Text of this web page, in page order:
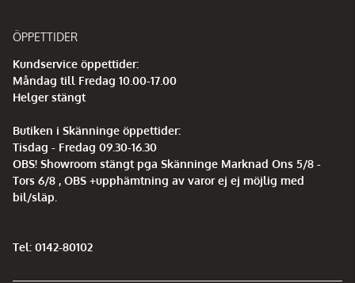
ÖPPETTIDER
Kundservice öppettider:
Måndag till Fredag 10.00-17.00
Helger stängt
Butiken i Skänninge öppettider:
Tisdag - Fredag 09.30-16.30
OBS! Showroom stängt pga Skänninge Marknad Ons 5/8 -
Tors 6/8 , OBS +upphämtning av varor ej ej möjlig med
bil/släp.
Tel: 0142-80102